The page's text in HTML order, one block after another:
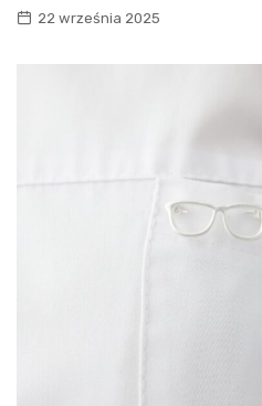
22 września 2025